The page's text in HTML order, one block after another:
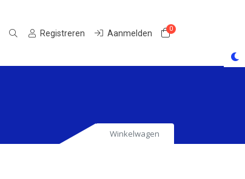
Registreren Aanmelden 0Winkelwagen
Winkelwagen